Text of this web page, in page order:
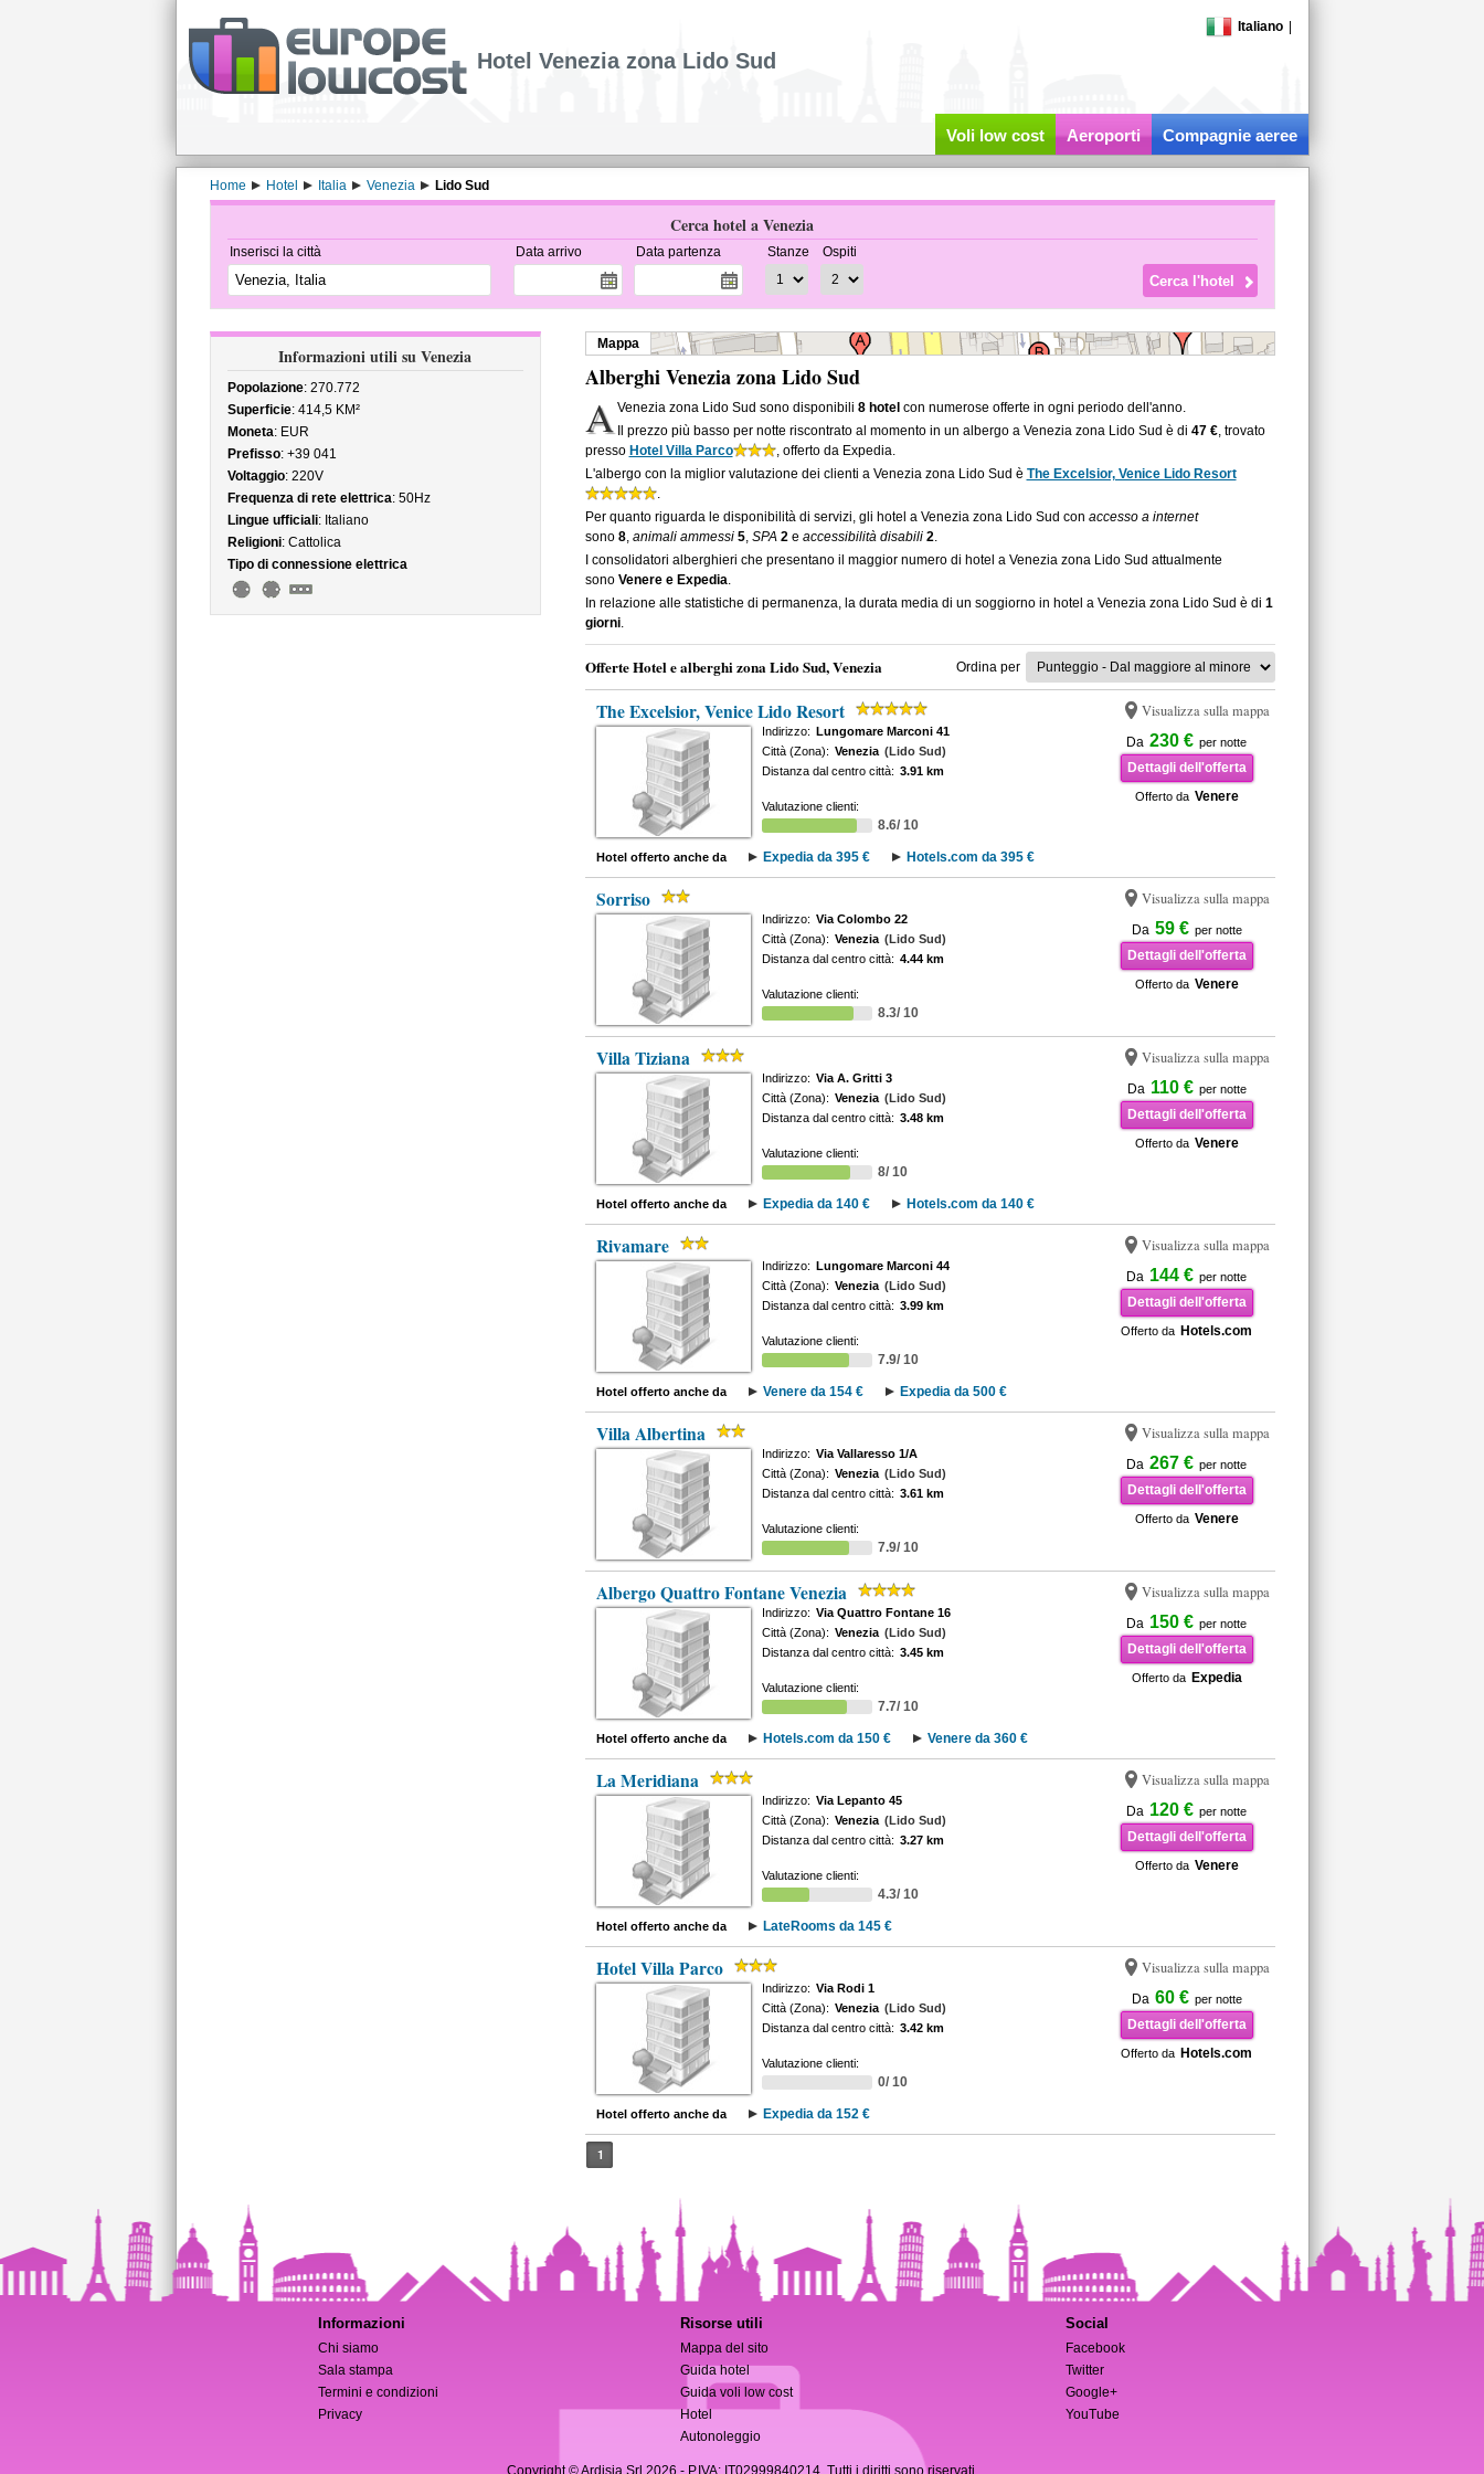
Italiano
Hotel Venezia zona Lido Sud
Voli low cost Aeroporti Compagnie aeree
Home Hotel Italia Venezia Lido Sud
Cerca hotel a Venezia
Inserisci la città Data arrivo Data partenza Stanze Ospiti
Informazioni utili su Venezia
Popolazione: 270.772
Superficie: 414,5 KM²
Moneta: EUR
Prefisso: +39 041
Voltaggio: 220V
Frequenza di rete elettrica: 50Hz
Lingue ufficiali: Italiano
Religioni: Cattolica
Tipo di connessione elettrica
Mappa
Alberghi Venezia zona Lido Sud
A Venezia zona Lido Sud sono disponibili8 hotel con numerose offerte in ogni periodo dell'anno.
Il prezzo più basso per notte riscontrato al momento in un albergo a Venezia zona Lido Sud è di47 €, trovato
presso Hotel Villa Parco
, offerto da Expedia.
L'albergo con la miglior valutazione dei clienti a Venezia zona Lido Sud è The Excelsior, Venice Lido Resort
.
Per quanto riguarda le disponibilità di servizi, gli hotel a Venezia zona Lido Sud con accesso a internet
sono 8, animali ammessi 5, SPA 2e accessibilità disabili 2.
I consolidatori alberghieri che presentano il maggior numero di hotel a Venezia zona Lido Sud attualmente
sono Venere e Expedia.
In relazione alle statistiche di permanenza, la durata media di un soggiorno in hotel a Venezia zona Lido Sud è di 1
giorni.
Offerte Hotel e alberghi zona Lido Sud, Venezia Ordina per
The Excelsior, Venice Lido Resort Visualizza sulla mappa
Da 230 € per notte
Dettagli dell'offerta
Offerto da Venere
Indirizzo: Lungomare Marconi 41
Città (Zona): Venezia (Lido Sud)
Distanza dal centro città: 3.91 km
Valutazione clienti:
8.6/ 10
Hotel offerto anche da Expedia da 395 € Hotels.com da 395 €
Sorriso Visualizza sulla mappa
Da 59 € per notte
Dettagli dell'offerta
Offerto da Venere
Indirizzo: Via Colombo 22
Città (Zona): Venezia (Lido Sud)
Distanza dal centro città: 4.44 km
Valutazione clienti:
8.3/ 10
Villa Tiziana Visualizza sulla mappa
Da 110 € per notte
Dettagli dell'offerta
Offerto da Venere
Indirizzo: Via A. Gritti 3
Città (Zona): Venezia (Lido Sud)
Distanza dal centro città: 3.48 km
Valutazione clienti:
8/ 10
Hotel offerto anche da Expedia da 140 € Hotels.com da 140 €
Rivamare Visualizza sulla mappa
Da 144 € per notte
Dettagli dell'offerta
Offerto da Hotels.com
Indirizzo: Lungomare Marconi 44
Città (Zona): Venezia (Lido Sud)
Distanza dal centro città: 3.99 km
Valutazione clienti:
7.9/ 10
Hotel offerto anche da Venere da 154 € Expedia da 500 €
Villa Albertina Visualizza sulla mappa
Da 267 € per notte
Dettagli dell'offerta
Offerto da Venere
Indirizzo: Via Vallaresso 1/A
Città (Zona): Venezia (Lido Sud)
Distanza dal centro città: 3.61 km
Valutazione clienti:
7.9/ 10
Albergo Quattro Fontane Venezia Visualizza sulla mappa
Da 150 € per notte
Dettagli dell'offerta
Offerto da Expedia
Indirizzo: Via Quattro Fontane 16
Città (Zona): Venezia (Lido Sud)
Distanza dal centro città: 3.45 km
Valutazione clienti:
7.7/ 10
Hotel offerto anche da Hotels.com da 150 € Venere da 360 €
La Meridiana Visualizza sulla mappa
Da 120 € per notte
Dettagli dell'offerta
Offerto da Venere
Indirizzo: Via Lepanto 45
Città (Zona): Venezia (Lido Sud)
Distanza dal centro città: 3.27 km
Valutazione clienti:
4.3/ 10
Hotel offerto anche da LateRooms da 145 €
Hotel Villa Parco Visualizza sulla mappa
Da 60 € per notte
Dettagli dell'offerta
Offerto da Hotels.com
Indirizzo: Via Rodi 1
Città (Zona): Venezia (Lido Sud)
Distanza dal centro città: 3.42 km
Valutazione clienti:
0/ 10
Hotel offerto anche da Expedia da 152 €
1
Informazioni
Chi siamo
Sala stampa
Termini e condizioni
Privacy
Risorse utili
Mappa del sito
Guida hotel
Guida voli low cost
Hotel
Autonoleggio
Social
Facebook
Twitter
Google+
YouTube
Copyright © Ardisia Srl 2026 - P.IVA: IT02999840214. Tutti i diritti sono riservati.